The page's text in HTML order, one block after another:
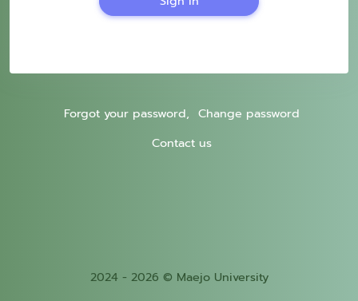
Forgot your password, Change password
Contact us
2024 - 2026 © Maejo University